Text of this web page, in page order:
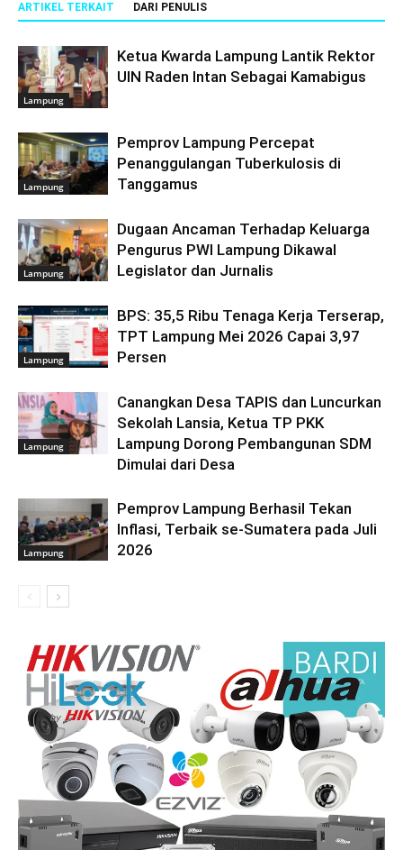
ARTIKEL TERKAIT DARI PENULIS
Lampung
Ketua Kwarda Lampung Lantik Rektor
UIN Raden Intan Sebagai Kamabigus
Lampung
Pemprov Lampung Percepat
Penanggulangan Tuberkulosis di
Tanggamus
Lampung
Dugaan Ancaman Terhadap Keluarga
Pengurus PWI Lampung Dikawal
Legislator dan Jurnalis
Lampung
BPS: 35,5 Ribu Tenaga Kerja Terserap,
TPT Lampung Mei 2026 Capai 3,97
Persen
Lampung
Canangkan Desa TAPIS dan Luncurkan
Sekolah Lansia, Ketua TP PKK
Lampung Dorong Pembangunan SDM
Dimulai dari Desa
Lampung
Pemprov Lampung Berhasil Tekan
Inflasi, Terbaik se-Sumatera pada Juli
2026